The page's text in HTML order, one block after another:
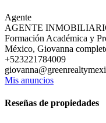
Agente
AGENTE
Formación Académica y
México, Giovanna
+523221784009
Mis anuncios
Reseñas de propiedades